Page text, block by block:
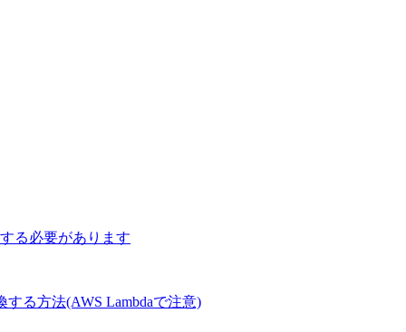
る必要があります
する方法(AWS Lambdaで注意)